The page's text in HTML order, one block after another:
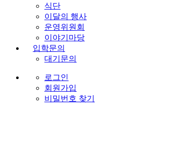
식단
이달의 행사
운영위원회
이야기마당
입학문의
대기문의
로그인
회원가입
비밀번호 찾기